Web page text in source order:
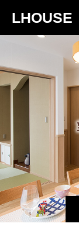
LHOUSE